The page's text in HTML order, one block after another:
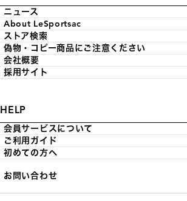
ニュース
About LeSportsac
ストア検索
偽物・コピー商品にご注意ください
会社概要
採用サイト
HELP
会員サービスについて
ご利用ガイド
初めての方へ
お問い合わせ